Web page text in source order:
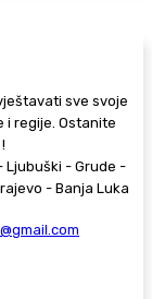
sve svoje
i regije. Ostanite
Ljubuški - Grude -
- Banja Luka